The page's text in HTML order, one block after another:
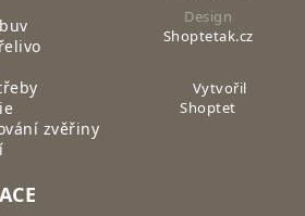
zvěřiny
Design
Shoptetak.cz
Vytvořil
Shoptet